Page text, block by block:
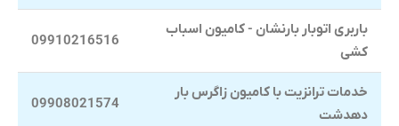
باربری اتوبار بارنشان - کامیون اسباب
کشی
09910216516
خدمات ترانزیت با کامیون زاگرس بار
دهدشت
09908021574